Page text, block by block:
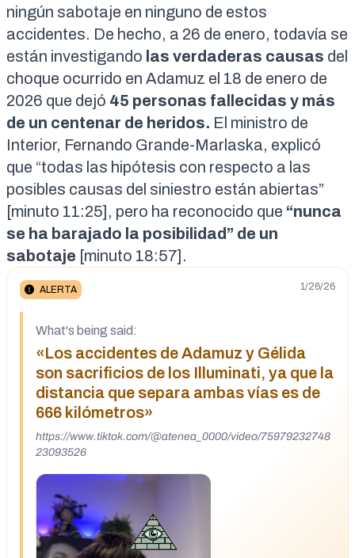
ningún sabotaje en ninguno de estos
accidentes. De hecho, a 26 de enero, todavía se
están investigando las verdaderas causas del
choque ocurrido en Adamuz el 18 de enero de
2026 que dejó 45 personas fallecidas y más
de un centenar de heridos. El ministro de
Interior, Fernando Grande-Marlaska, explicó
que “todas las hipótesis con respecto a las
posibles causas del siniestro están abiertas”
[minuto 11:25], pero ha reconocido que “nunca
se ha barajado la posibilidad” de un
sabotaje [minuto 18:57].
ALERTA 1/26/26
What's being said:
«Los accidentes de Adamuz y Gélida
son sacrificios de los Illuminati, ya que la
distancia que separa ambas vías es de
666 kilómetros»
https://www.tiktok.com/@atenea_0000/video/75979232748
23093526